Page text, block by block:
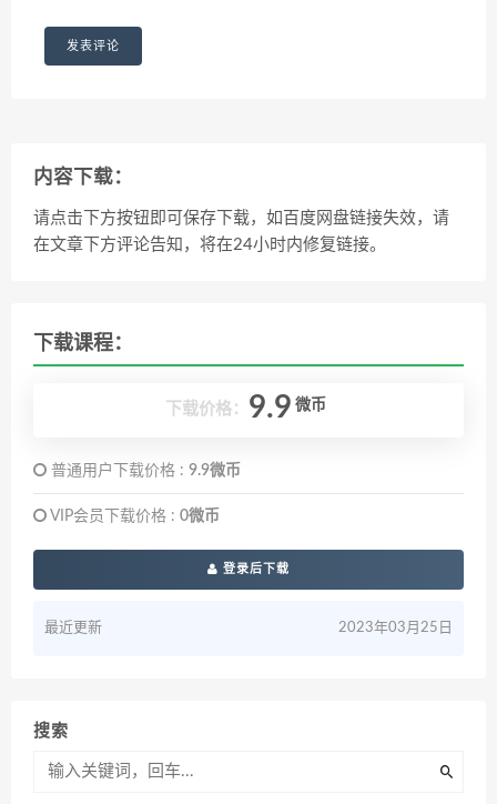
内容下载：
请点击下方按钮即可保存下载，如百度网盘链接失效，请
在文章下方评论告知，将在24小时内修复链接。
下载课程：
下载价格： 9.9 微币
普通用户下载价格 : 9.9微币
VIP会员下载价格 : 0微币
登录后下载
最近更新 2023年03月25日
搜索